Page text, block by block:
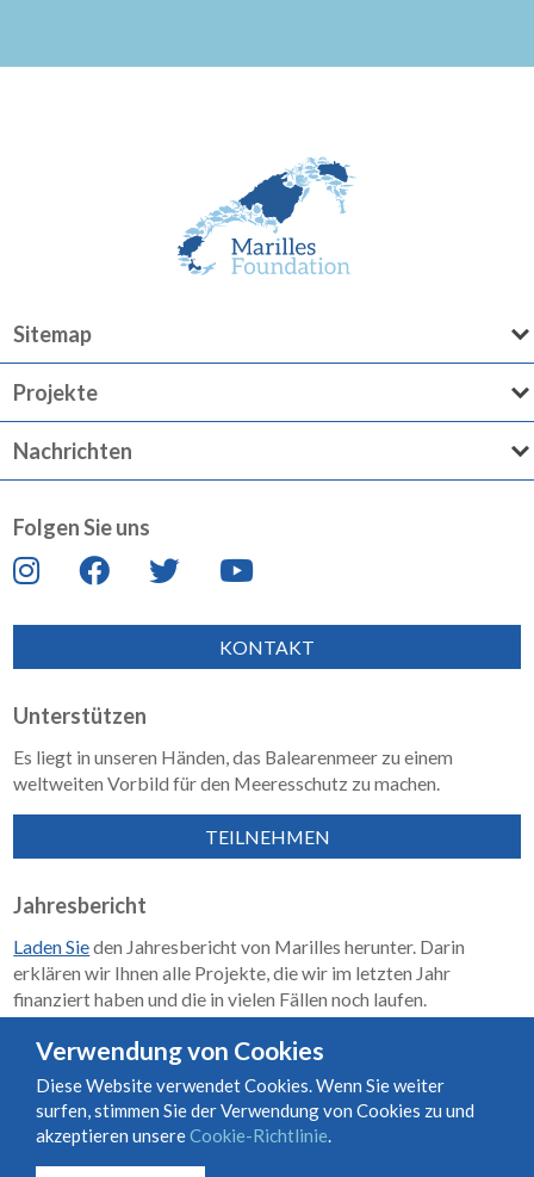
Sitemap
Projekte
Nachrichten
Folgen Sie uns
KONTAKT
Unterstützen
Es liegt in unseren Händen, das Balearenmeer zu einem
weltweiten Vorbild für den Meeresschutz zu machen.
TEILNEHMEN
Jahresbericht
Laden Sieden Jahresbericht von Marilles herunter. Darin
erklären wir Ihnen alle Projekte, die wir im letzten Jahr
finanziert haben und die in vielen Fällen noch laufen.
Nutzungs- und Vertragsbedingungen
Cookie-Richtlinie
Verwendung von Cookies
Diese Website verwendet Cookies. Wenn Sie weiter
surfen, stimmen Sie der Verwendung von Cookies zu und
akzeptieren unsereCookie-Richtlinie.